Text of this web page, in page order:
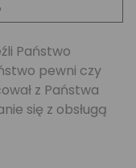
Państwo
pewni czy
z Państwa
się z obsługą